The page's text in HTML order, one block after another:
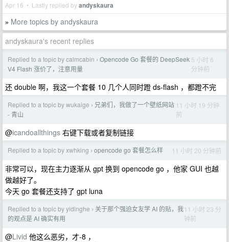
Apr 16 • Lastly replied byandyskaura
» More topics by andyskaura
andyskaura's recent replies
Replied to a topic by calmcabin › Opencode Go 套餐的 DeepSeek
V4 Flash 涨价了，注意用量
5 小时 6
分钟前
还 double 啊，我这一个套餐 10 几个人同时蹬 ds-flash ，都蹬不完
Replied to a topic by wukaige › 兄弟们，我做了一个壁纸网站
- 青山
11 小时 19 分钟
前
@icandoallthings 右键下载或者复制链接
Replied to a topic by xwhking › opencode go 套餐怎么样 11 小时 20 分钟前
非常可以，现在主力逐渐从 gpt 换到 opencode go ，他家 GUI 也越
做越好了。
今天 go 套餐还支持了 gpt luna
Replied to a topic by yidinghe › 关于那个强迫女友学 AI 的贴，我
的观点是 AI 确实有用
11 小时 23 分
钟前
@Livid 他这么恶劣，才-8 ，